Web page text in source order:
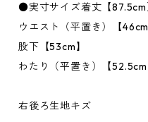
●実寸サイズ着丈【87.5cm
ウエスト（平置き）【46cm
股下【53cm】
わたり（平置き）【52.5cm
右後ろ生地キズ